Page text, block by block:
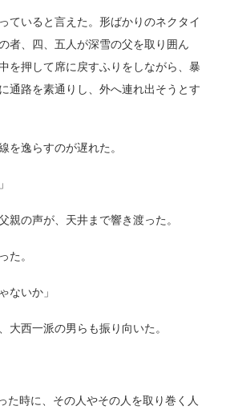
ていると言えた。形ばかりのネクタイ
者、四、五人が深雪の父を取り囲ん
を押して席に戻すふりをしながら、暴
通路を素通りし、外へ連れ出そうとす
を逸らすのが遅れた。
親の声が、天井まで響き渡った。
た。
ないか」
大西一派の男らも振り向いた。
た時に、その人やその人を取り巻く人